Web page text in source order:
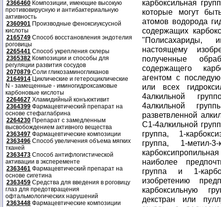
2366460 Композиции, имеющие высокую
противовирусную и антибактериальную
активность
2360901 Производные феноксиуксусной
кислоты
2165749 Способ восстановления эндотелия
роговицы
2265441 Способ укрепления склеры
2365382 Композиции и способы для
регуляции развития сосудов
2070879 Соли гликозаминогликанов
2164914 Циклические и гетероциклические
N - замещенные - иминогидроксамовые
карбоновые кислоты
2264627 Хламидийный конъюктивит
2364399 Фармацевтический препарат на
основе стефаглабрина
2264230 Препарат с замедленным
высвобождением активного вещества
2363497 Фармацевтические композиции
2363496 Способ увеличения объема мягких
тканей
2363473 Способ антифлогистической
активации в эксперементе
2363461 Фармацевтический препарат на
основе сигетина
2363459 Средства для введения в роговицу
глаз для предотвращения
офтальмологических нарушений
2363448 Фармацевтические композиции
карбоксильная
которые могут
атомов водорода
содержащих
"Полисахариды,
настоящему
полученные
содержащего
агентом с
или всех
4алкильной
4алкильной
разветвленной
C1-4алкильной
группа, 1-
группа, 1-метил-
наиболее
группа и 1-
изобретению
карбоксильную
декстран или